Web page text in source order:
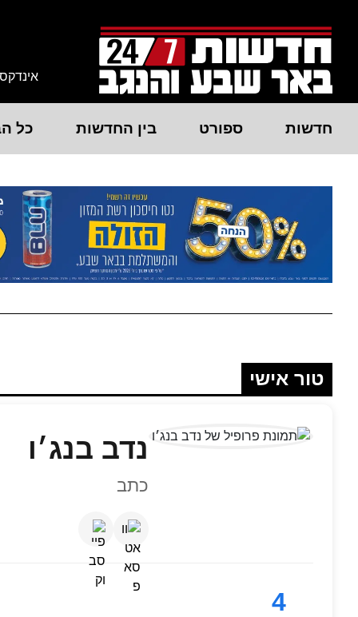
חדשות ספורט בין החדשות כל
טור אישי
נדב בנג׳ו
כתב
4